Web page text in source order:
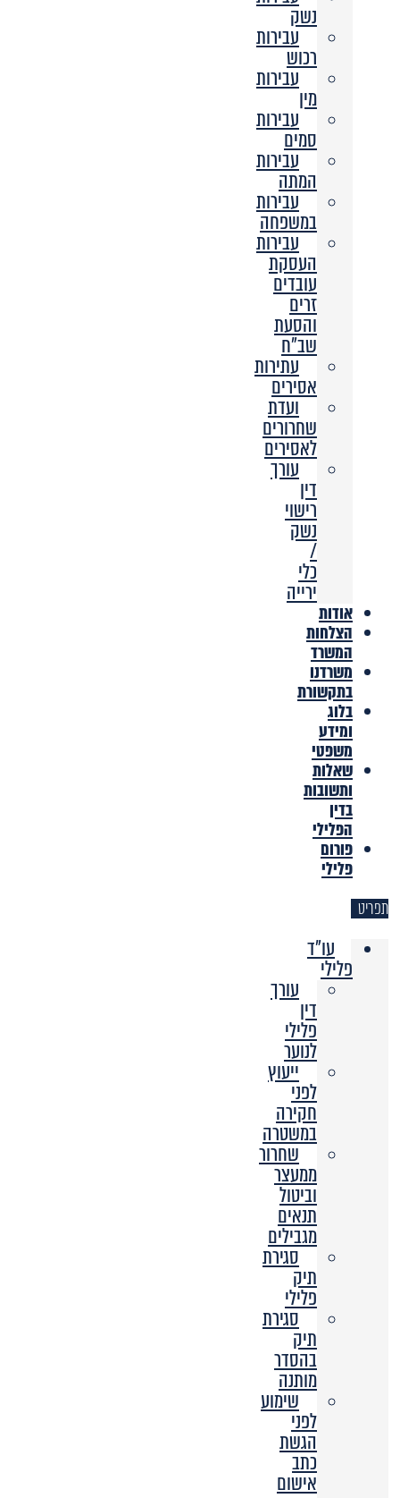
נשק
עבירות
רכוש
עבירות
מין
עבירות
סמים
עבירות
המתה
עבירות
במשפחה
עבירות
העסקת
עובדים
זרים
והסעת
שב”ח
עתירות
אסירים
ועדת
שחרורים
לאסירים
עורך
דין
רישוי
נשק
/
כלי
ירייה
אודות
הצלחות
המשרד
משרדנו
בתקשורת
בלוג
ומידע
משפטי
שאלות
ותשובות
בדין
הפלילי
פורום
פלילי
תפריט
עו"ד
פלילי
עורך
דין
פלילי
לנוער
ייעוץ
לפני
חקירה
במשטרה
שחרור
ממעצר
וביטול
תנאים
מגבילים
סגירת
תיק
פלילי
סגירת
תיק
בהסדר
מותנה
שימוע
לפני
הגשת
כתב
אישום